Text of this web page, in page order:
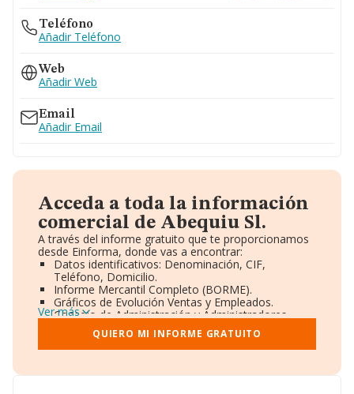
Teléfono
Añadir Teléfono
Web
Añadir Web
Email
Añadir Email
Acceda a toda la información
comercial de Abequiu Sl.
A través del informe gratuito que te proporcionamos
desde Einforma, donde vas a encontrar:
Datos identificativos: Denominación, CIF,
Teléfono, Domicilio.
Informe Mercantil Completo (BORME).
Gráficos de Evolución Ventas y Empleados.
Consejo de Administración y Administradores.
Directivos y Ejecutivos.
Accionistas.
Participaciones y Vinculaciones en otras empresas.
Información oficial y registral complementaria.
Ver más
QUIERO MI INFORME GRATUITO